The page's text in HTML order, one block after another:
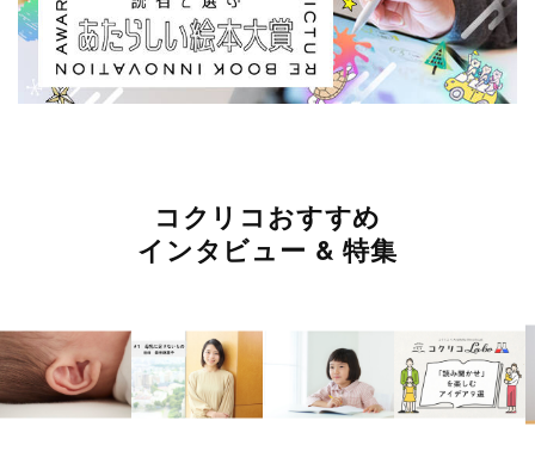
コクリコおすすめ
インタビュー & 特集